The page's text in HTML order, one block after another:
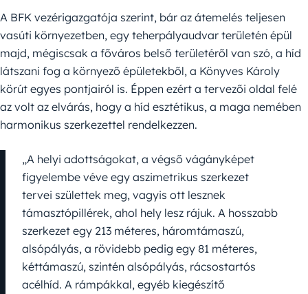
A BFK vezérigazgatója szerint, bár az átemelés teljesen
vasúti környezetben, egy teherpályaudvar területén épül
majd, mégiscsak a főváros belső területéről van szó, a híd
látszani fog a környező épületekből, a Könyves Károly
körút egyes pontjairól is. Éppen ezért a tervezői oldal felé
az volt az elvárás, hogy a híd esztétikus, a maga nemében
harmonikus szerkezettel rendelkezzen.
„A helyi adottságokat, a végső vágányképet
figyelembe véve egy aszimetrikus szerkezet
tervei születtek meg, vagyis ott lesznek
támasztópillérek, ahol hely lesz rájuk. A hosszabb
szerkezet egy 213 méteres, háromtámaszú,
alsópályás, a rövidebb pedig egy 81 méteres,
kéttámaszú, szintén alsópályás, rácsostartós
acélhíd. A rámpákkal, egyéb kiegészítő